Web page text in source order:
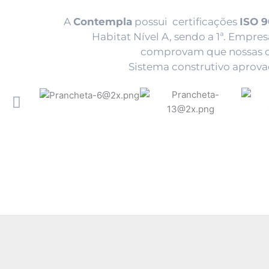
A Contempla possui certificações ISO
Habitat Nível A, sendo a 1ª.
comprovam que nossas
Sistema construtivo